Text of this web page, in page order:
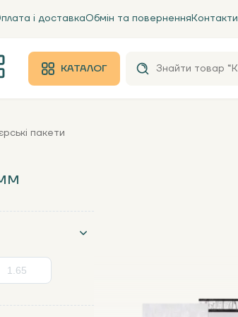
і доставкаОбмін та поверненняКонтакти
КАТАЛОГ
пакети